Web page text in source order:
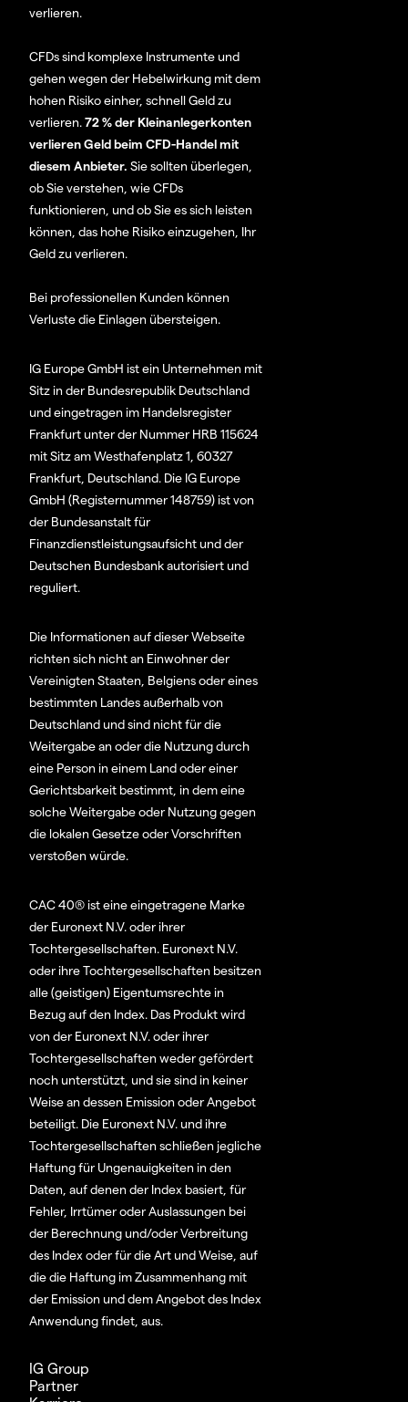
verlieren.
CFDs sind komplexe Instrumente und
gehen wegen der Hebelwirkung mit dem
hohen Risiko einher, schnell Geld zu
verlieren.72 % der Kleinanlegerkonten
verlieren Geld beim CFD-Handel mit
diesem Anbieter. Sie sollten überlegen,
ob Sie verstehen, wie CFDs
funktionieren, und ob Sie es sich leisten
können, das hohe Risiko einzugehen, Ihr
Geld zu verlieren.
Bei professionellen Kunden können
Verluste die Einlagen übersteigen.
IG Europe GmbH ist ein Unternehmen mit
Sitz in der Bundesrepublik Deutschland
und eingetragen im Handelsregister
Frankfurt unter der Nummer HRB 115624
mit Sitz am Westhafenplatz 1, 60327
Frankfurt, Deutschland. Die IG Europe
GmbH (Registernummer 148759) ist von
der Bundesanstalt für
Finanzdienstleistungsaufsicht und der
Deutschen Bundesbank autorisiert und
reguliert.
Die Informationen auf dieser Webseite
richten sich nicht an Einwohner der
Vereinigten Staaten, Belgiens oder eines
bestimmten Landes außerhalb von
Deutschland und sind nicht für die
Weitergabe an oder die Nutzung durch
eine Person in einem Land oder einer
Gerichtsbarkeit bestimmt, in dem eine
solche Weitergabe oder Nutzung gegen
die lokalen Gesetze oder Vorschriften
verstoßen würde.
CAC 40® ist eine eingetragene Marke
der Euronext N.V. oder ihrer
Tochtergesellschaften. Euronext N.V.
oder ihre Tochtergesellschaften besitzen
alle (geistigen) Eigentumsrechte in
Bezug auf den Index. Das Produkt wird
von der Euronext N.V. oder ihrer
Tochtergesellschaften weder gefördert
noch unterstützt, und sie sind in keiner
Weise an dessen Emission oder Angebot
beteiligt. Die Euronext N.V. und ihre
Tochtergesellschaften schließen jegliche
Haftung für Ungenauigkeiten in den
Daten, auf denen der Index basiert, für
Fehler, Irrtümer oder Auslassungen bei
der Berechnung und/oder Verbreitung
des Index oder für die Art und Weise, auf
die die Haftung im Zusammenhang mit
der Emission und dem Angebot des Index
Anwendung findet, aus.
IG Group
Partner